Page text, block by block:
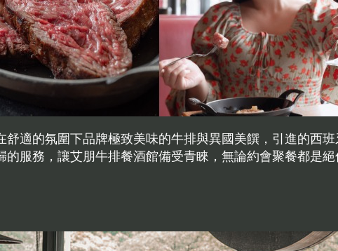
適的氛圍下品牌極致美味的牛排與異國美饌，引進的西
服務，讓艾朋牛排餐酒館備受青睞，無論約會聚餐都是絕